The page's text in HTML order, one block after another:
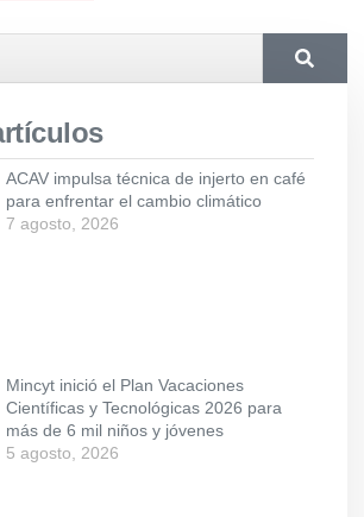
ACAV impulsa técnica de injerto en café
para enfrentar el cambio climático
7 agosto, 2026
Mincyt inició el Plan Vacaciones
Científicas y Tecnológicas 2026 para
más de 6 mil niños y jóvenes
5 agosto, 2026